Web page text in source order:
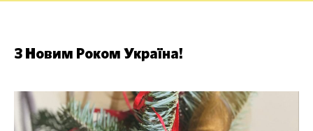
З Новим Роком Україна!
Замовити